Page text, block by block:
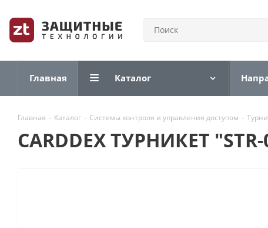
Главная Каталог
Главная - Каталог - Системы контроля и управления доступом -
CARDDEX ТУРНИКЕТ